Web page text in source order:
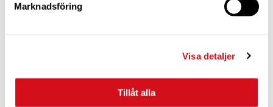
Marknadsföring
Visa detaljer
Tillåt alla
Logga in med hjälp av formuläret och följ anvisningarna.